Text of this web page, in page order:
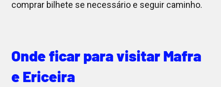
comprar bilhete se necessário e seguir caminho.
Onde ficar para visitar Mafra
e Ericeira